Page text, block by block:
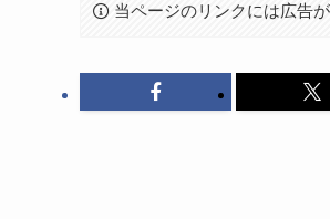
当ページのリンクには広告